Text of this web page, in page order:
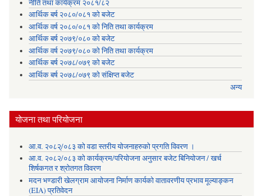
नीति तथा कार्यक्रम २०८१/८२
आर्थिक बर्ष २०८०/०८१ को बजेट
आर्थिक वर्ष २०८०/०८१ को निति तथा कार्यक्रम
आर्थिक बर्ष २०७९/०८० को बजेट
आर्थिक वर्ष २०७९/०८० को निति तथा कार्यक्रम
आर्थिक बर्ष २०७८/०७९ को बजेट
आर्थिक बर्ष २०७८/०७९ को संक्षिप्त बजेट
अन्य
योजना तथा परियोजना
आ.व. २०८२्/०८३ को वडा स्तरीय योजनाहरुको प्रगति विवरण ।
आ.व. २०८२/०८३ को कार्यक्रम/परियोजना अनुसार बजेट बिनियोजन / खर्च
शिर्षकगत र श्रोतगत विवरण
मदन भण्डारी खेलग्राम आयोजना निर्माण कार्यको वातावरणीय प्रभाव मूल्याङ्कन
(EIA) प्रतिवेदन